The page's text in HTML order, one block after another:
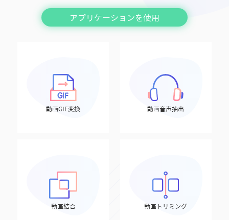
アプリケーションを使用
動画GIF変換 動画音声抽出
動画結合 動画トリミング